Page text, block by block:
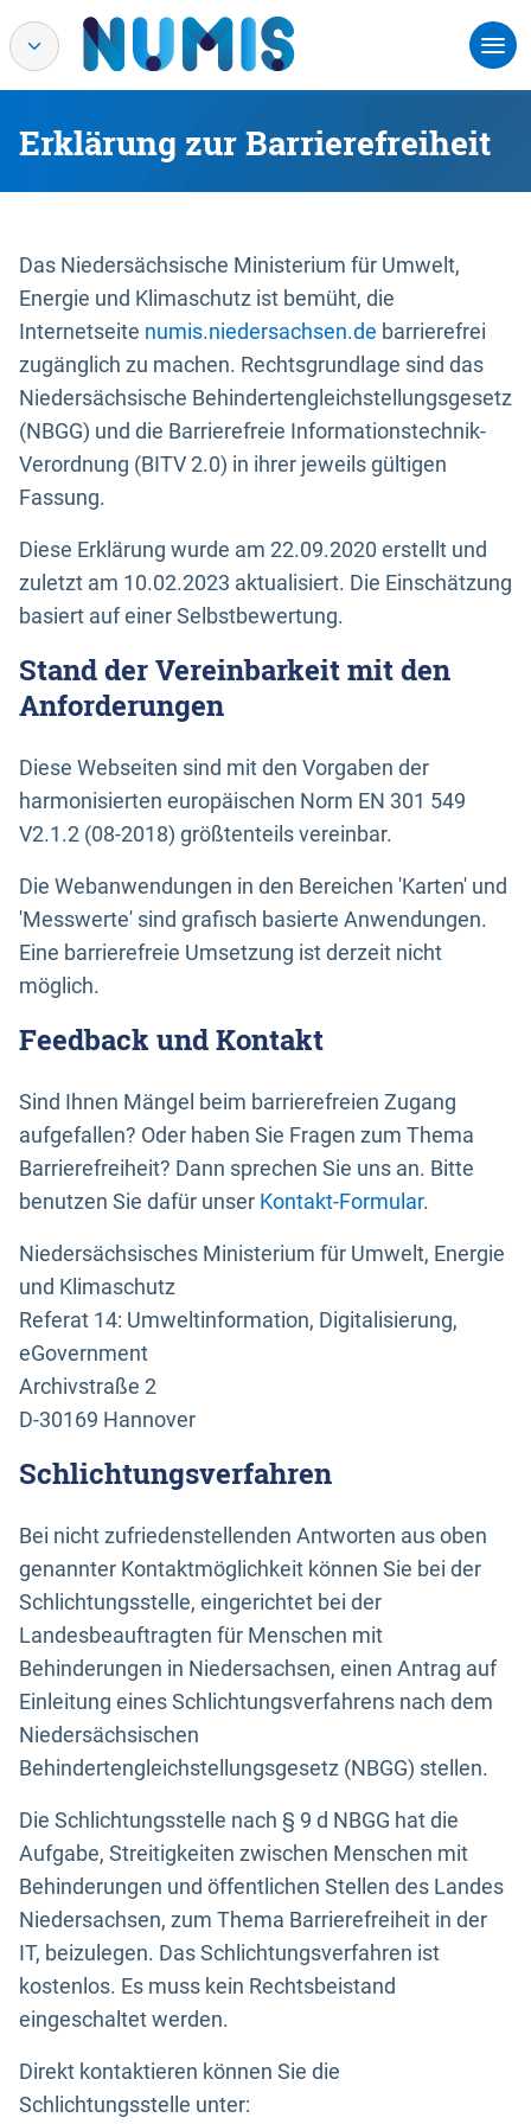
Erklärung zur Barrierefreiheit
Das Niedersächsische Ministerium für Umwelt,
Energie und Klimaschutz ist bemüht, die
Internetseite numis.niedersachsen.de barrierefrei
zugänglich zu machen. Rechtsgrundlage sind das
Niedersächsische Behindertengleichstellungsgesetz
(NBGG) und die Barrierefreie Informationstechnik-
Verordnung (BITV 2.0) in ihrer jeweils gültigen
Fassung.
Diese Erklärung wurde am 22.09.2020 erstellt und
zuletzt am 10.02.2023 aktualisiert. Die Einschätzung
basiert auf einer Selbstbewertung.
Stand der Vereinbarkeit mit den
Anforderungen
Diese Webseiten sind mit den Vorgaben der
harmonisierten europäischen Norm EN 301 549
V2.1.2 (08-2018) größtenteils vereinbar.
Die Webanwendungen in den Bereichen 'Karten' und
'Messwerte' sind grafisch basierte Anwendungen.
Eine barrierefreie Umsetzung ist derzeit nicht
möglich.
Feedback und Kontakt
Sind Ihnen Mängel beim barrierefreien Zugang
aufgefallen? Oder haben Sie Fragen zum Thema
Barrierefreiheit? Dann sprechen Sie uns an. Bitte
benutzen Sie dafür unser Kontakt-Formular.
Niedersächsisches Ministerium für Umwelt, Energie
und Klimaschutz
Referat 14: Umweltinformation, Digitalisierung,
eGovernment
Archivstraße 2
D-30169 Hannover
Schlichtungsverfahren
Bei nicht zufriedenstellenden Antworten aus oben
genannter Kontaktmöglichkeit können Sie bei der
Schlichtungsstelle, eingerichtet bei der
Landesbeauftragten für Menschen mit
Behinderungen in Niedersachsen, einen Antrag auf
Einleitung eines Schlichtungsverfahrens nach dem
Niedersächsischen
Behindertengleichstellungsgesetz (NBGG) stellen.
Die Schlichtungsstelle nach § 9 d NBGG hat die
Aufgabe, Streitigkeiten zwischen Menschen mit
Behinderungen und öffentlichen Stellen des Landes
Niedersachsen, zum Thema Barrierefreiheit in der
IT, beizulegen. Das Schlichtungsverfahren ist
kostenlos. Es muss kein Rechtsbeistand
eingeschaltet werden.
Direkt kontaktieren können Sie die
Schlichtungsstelle unter: